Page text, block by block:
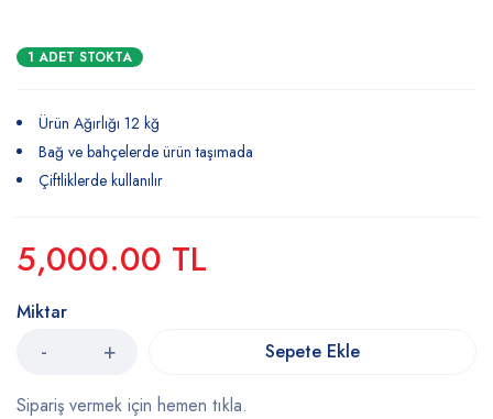
1 ADET STOKTA
Ürün Ağırlığı 12 kğ
Bağ ve bahçelerde ürün taşımada
Çiftliklerde kullanılır
5,000.00 TL
Miktar
Sepete Ekle
Sipariş vermek için hemen tıkla.